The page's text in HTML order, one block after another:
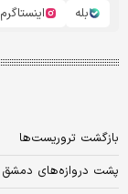
بله
اینستاگرم
بازگشت تروریست‌ها
پشت دروازه‌های دمشق